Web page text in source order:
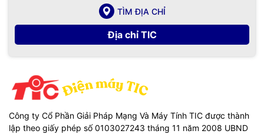
TÌM ĐỊA CHỈ
Địa chỉ TIC
Công ty Cổ Phần Giải Pháp Mạng Và Máy Tính TIC được thành
lập theo giấy phép số 0103027243 tháng 11 năm 2008 UBND